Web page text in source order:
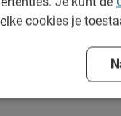
van verschillende
energie. Het beste
(aanhoudende)
cookies je